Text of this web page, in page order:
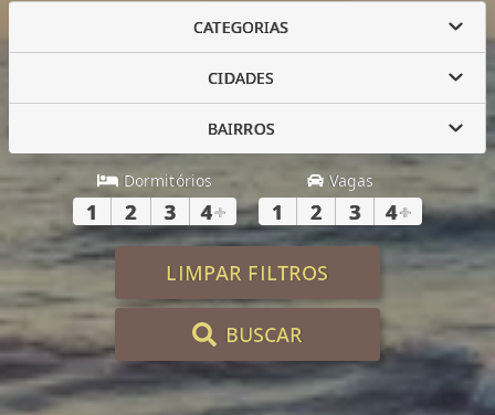
CATEGORIAS
CIDADES
BAIRROS
Dormitórios
1 2 3 4+
Vagas
1 2 3 4+
LIMPAR FILTROS
BUSCAR